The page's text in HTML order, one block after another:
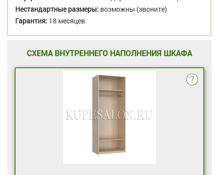
Нестандартные размеры: возможны (звоните)
Гарантия: 18 месяцев
СХЕМА ВНУТРЕННЕГО НАПОЛНЕНИЯ ШКАФА